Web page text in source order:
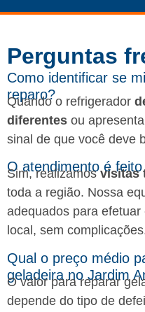
Perguntas
Como identificar se
reparo?
Quando o refrigerador
diferentes ou apresenta
sinal de que você deve
O atendimento é
Sim, realizamosvisitas
toda a região. Nossa
adequados para
local, sem
Qual o preço médio
geladeira no Jardim
O valor para reparar
depende do tipo de